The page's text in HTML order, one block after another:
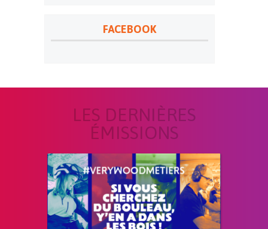
FACEBOOK
LES DERNIÈRES
ÉMISSIONS